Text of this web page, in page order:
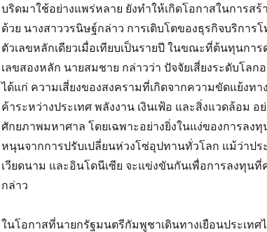
บริดมาใช้อย่างแพร่หลาย ยังทำให้เกิดโอกาสในการส
ด้วย นางสาววรนิษฐ์กล่าว การเติบโตของธุรกิจบริการ
ตัวเลขหลักเดียวเมื่อเทียบเป็นรายปี ในขณะที่ต้นทุนกา
เลขสองหลัก นายสมชาย กล่าวว่า ปัจจัยเสี่ยงระดับโลก
ได้แก่ ความเสี่ยงของสงครามที่เกิดจากความขัดแย้งท
ค้าระหว่างประเทศ พลังงาน เงินเฟ้อ และสิ่งแวดล้อม อ
ศักยภาพมหาศาล โดยเฉพาะอย่างยิ่งในแง่ของการลงทุ
หนุนจากการปรับเปลี่ยนห่วงโซ่อุปทานทั่วโลก แม้ว่าปร
เวียดนาม และอินโดนีเซีย จะแข่งขันกันเพื่อการลงทุน
กล่าว
ในโอกาสที่นายกรัฐมนตรีกัมพูชาเดินทางเยือนประเทศ